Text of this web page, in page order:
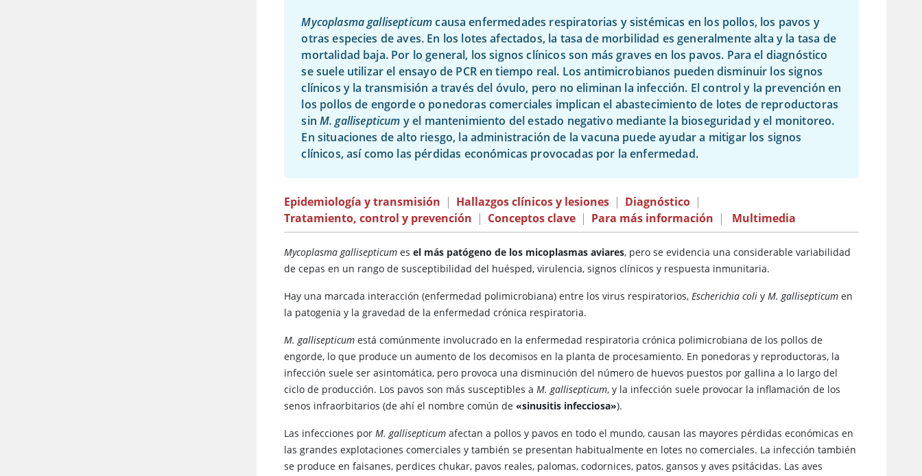
Mycoplasma gallisepticumcausa enfermedades respiratorias y sistémicas en los pollos, los pavos y
otras especies de aves. En los lotes afectados, la tasa de morbilidad es generalmente alta y la tasa de
mortalidad baja. Por lo general, los signos clínicos son más graves en los pavos. Para el diagnóstico
se suele utilizar el ensayo de PCR en tiempo real. Los antimicrobianos pueden disminuir los signos
clínicos y la transmisión a través del óvulo, pero no eliminan la infección. El control y la prevención en
los pollos de engorde o ponedoras comerciales implican el abastecimiento de lotes de reproductoras
sinM. gallisepticum y el mantenimiento del estado negativo mediante la bioseguridad y el monitoreo.
En situaciones de alto riesgo, la administración de la vacuna puede ayudar a mitigar los signos
clínicos, así como las pérdidas económicas provocadas por la enfermedad.
Epidemiología y transmisión | Hallazgos clínicos y lesiones | Diagnóstico |
Tratamiento, control y prevención | Conceptos clave | Para más información | Multimedia
Mycoplasma gallisepticum esel más patógeno de los micoplasmas aviares, pero se evidencia una considerable variabilidad
de cepas en un rango de susceptibilidad del huésped, virulencia, signos clínicos y respuesta inmunitaria.
Hay una marcada interacción (enfermedad polimicrobiana) entre los virus respiratorios,Escherichia coli yM. gallisepticum en
la patogenia y la gravedad de la enfermedad crónica respiratoria.
M. gallisepticum está comúnmente involucrado en la enfermedad respiratoria crónica polimicrobiana de los pollos de
engorde, lo que produce un aumento de los decomisos en la planta de procesamiento. En ponedoras y reproductoras, la
infección suele ser asintomática, pero provoca una disminución del número de huevos puestos por gallina a lo largo del
ciclo de producción. Los pavos son más susceptibles aM. gallisepticum, y la infección suele provocar la inflamación de los
senos infraorbitarios (de ahí el nombre común de«sinusitis infecciosa»).
Las infecciones porM. gallisepticum afectan a pollos y pavos en todo el mundo, causan las mayores pérdidas económicas en
las grandes explotaciones comerciales y también se presentan habitualmente en lotes no comerciales. La infección también
se produce en faisanes, perdices chukar, pavos reales, palomas, codornices, patos, gansos y aves psitácidas. Las aves